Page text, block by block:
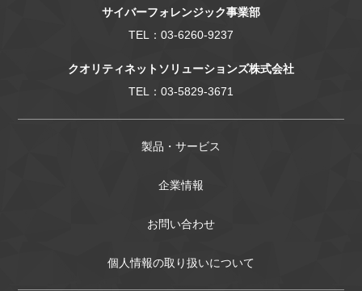
サイバーフォレンジック事業部
TEL：03-6260-9237
クオリティネットソリューションズ株式会社
TEL：03-5829-3671
製品・サービス
企業情報
お問い合わせ
個人情報の取り扱いについて